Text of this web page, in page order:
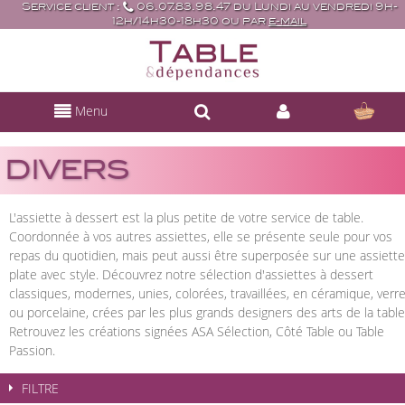
Service client :
06.07.83.98.47 du Lundi au vendredi 9h-
12h/14h30-18h30 ou par e-mail
Menu
DIVERS
L'assiette à dessert est la plus petite de votre service de table.
Coordonnée à vos autres assiettes, elle se présente seule pour vos
repas du quotidien, mais peut aussi être superposée sur une assiette
plate avec style. Découvrez notre sélection d'assiettes à dessert
classiques, modernes, unies, colorées, travaillées, en céramique, verre
ou porcelaine, crées par les plus grands designers des arts de la
Retrouvez les créations signées ASA Sélection, Côté Table ou Table
Passion.
FILTRE